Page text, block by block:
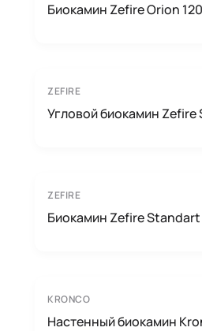
Биокамин Zefire Orion
ZEFIRE
Угловой биокамин Zefire
ZEFIRE
Биокамин Zefire
KRONCO
Настенный биокамин